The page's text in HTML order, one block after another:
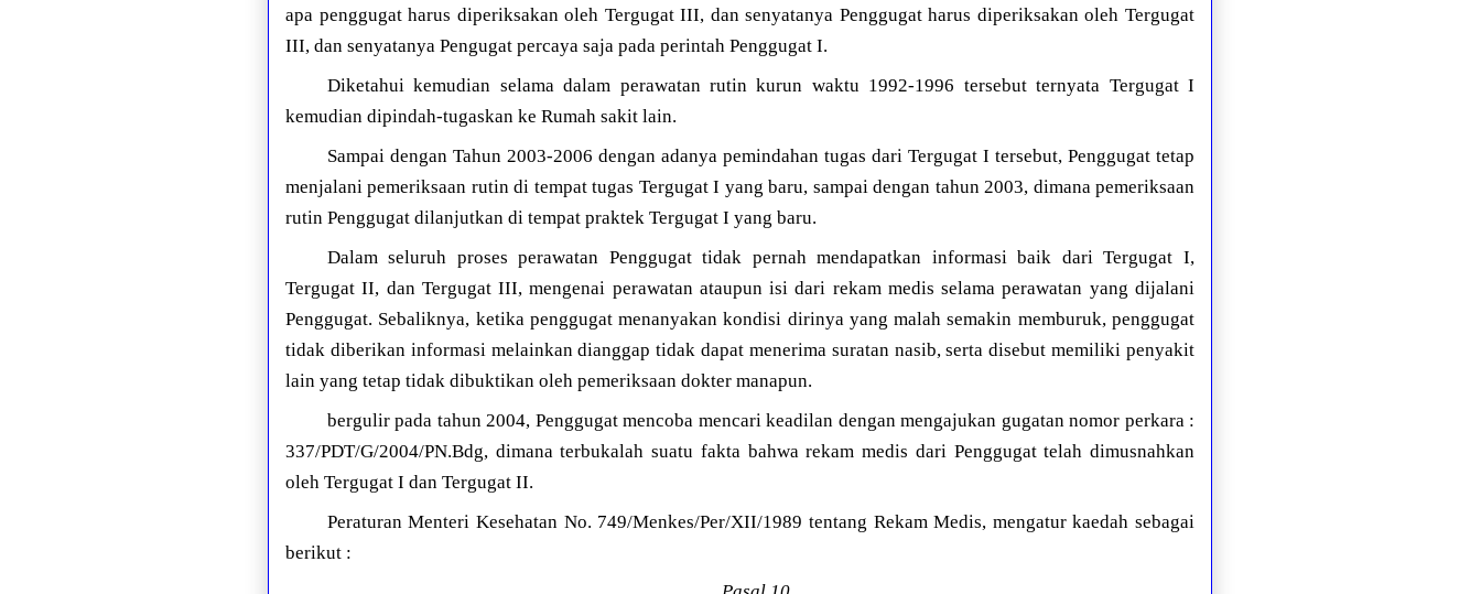
apa penggugat harus diperiksakan oleh Tergugat III, dan senyatanya Penggugat harus diperiksakan oleh Tergugat
III, dan senyatanya Pengugat percaya saja pada perintah Penggugat I.
Diketahui kemudian selama dalam perawatan rutin kurun waktu 1992-1996 tersebut ternyata Tergugat I
kemudian dipindah-tugaskan ke Rumah sakit lain.
Sampai dengan Tahun 2003-2006 dengan adanya pemindahan tugas dari Tergugat I tersebut, Penggugat tetap
menjalani pemeriksaan rutin di tempat tugas Tergugat I yang baru, sampai dengan tahun 2003, dimana pemeriksaan
rutin Penggugat dilanjutkan di tempat praktek Tergugat I yang baru.
Dalam seluruh proses perawatan Penggugat tidak pernah mendapatkan informasi baik dari Tergugat I,
Tergugat II, dan Tergugat III, mengenai perawatan ataupun isi dari rekam medis selama perawatan yang dijalani
Penggugat. Sebaliknya, ketika penggugat menanyakan kondisi dirinya yang malah semakin memburuk, penggugat
tidak diberikan informasi melainkan dianggap tidak dapat menerima suratan nasib, serta disebut memiliki penyakit
lain yang tetap tidak dibuktikan oleh pemeriksaan dokter manapun.
bergulir pada tahun 2004, Penggugat mencoba mencari keadilan dengan mengajukan gugatan nomor perkara :
337/PDT/G/2004/PN.Bdg, dimana terbukalah suatu fakta bahwa rekam medis dari Penggugat telah dimusnahkan
oleh Tergugat I dan Tergugat II.
Peraturan Menteri Kesehatan No. 749/Menkes/Per/XII/1989 tentang Rekam Medis, mengatur kaedah sebagai
berikut :